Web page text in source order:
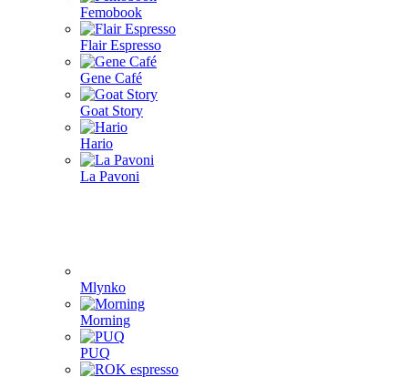
Femobook
Flair Espresso
Gene Café
Goat Story
Hario
La Pavoni
Mlynko
Morning
PUQ